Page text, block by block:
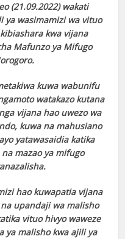
(21.09.2022) wakati
ya wasimamizi wa vituo
kwa vijana
Mafunzo ya Mifugo
kuwa wabunifu
watakazo kutana
vijana hao uwezo wa
kuwa na mahusiano
yatawasaidia katika
mazao ya mifugo
hao kuwapatia vijana
upandaji wa malisho
vituo hivyo waweze
ya malisho kwa ajili ya